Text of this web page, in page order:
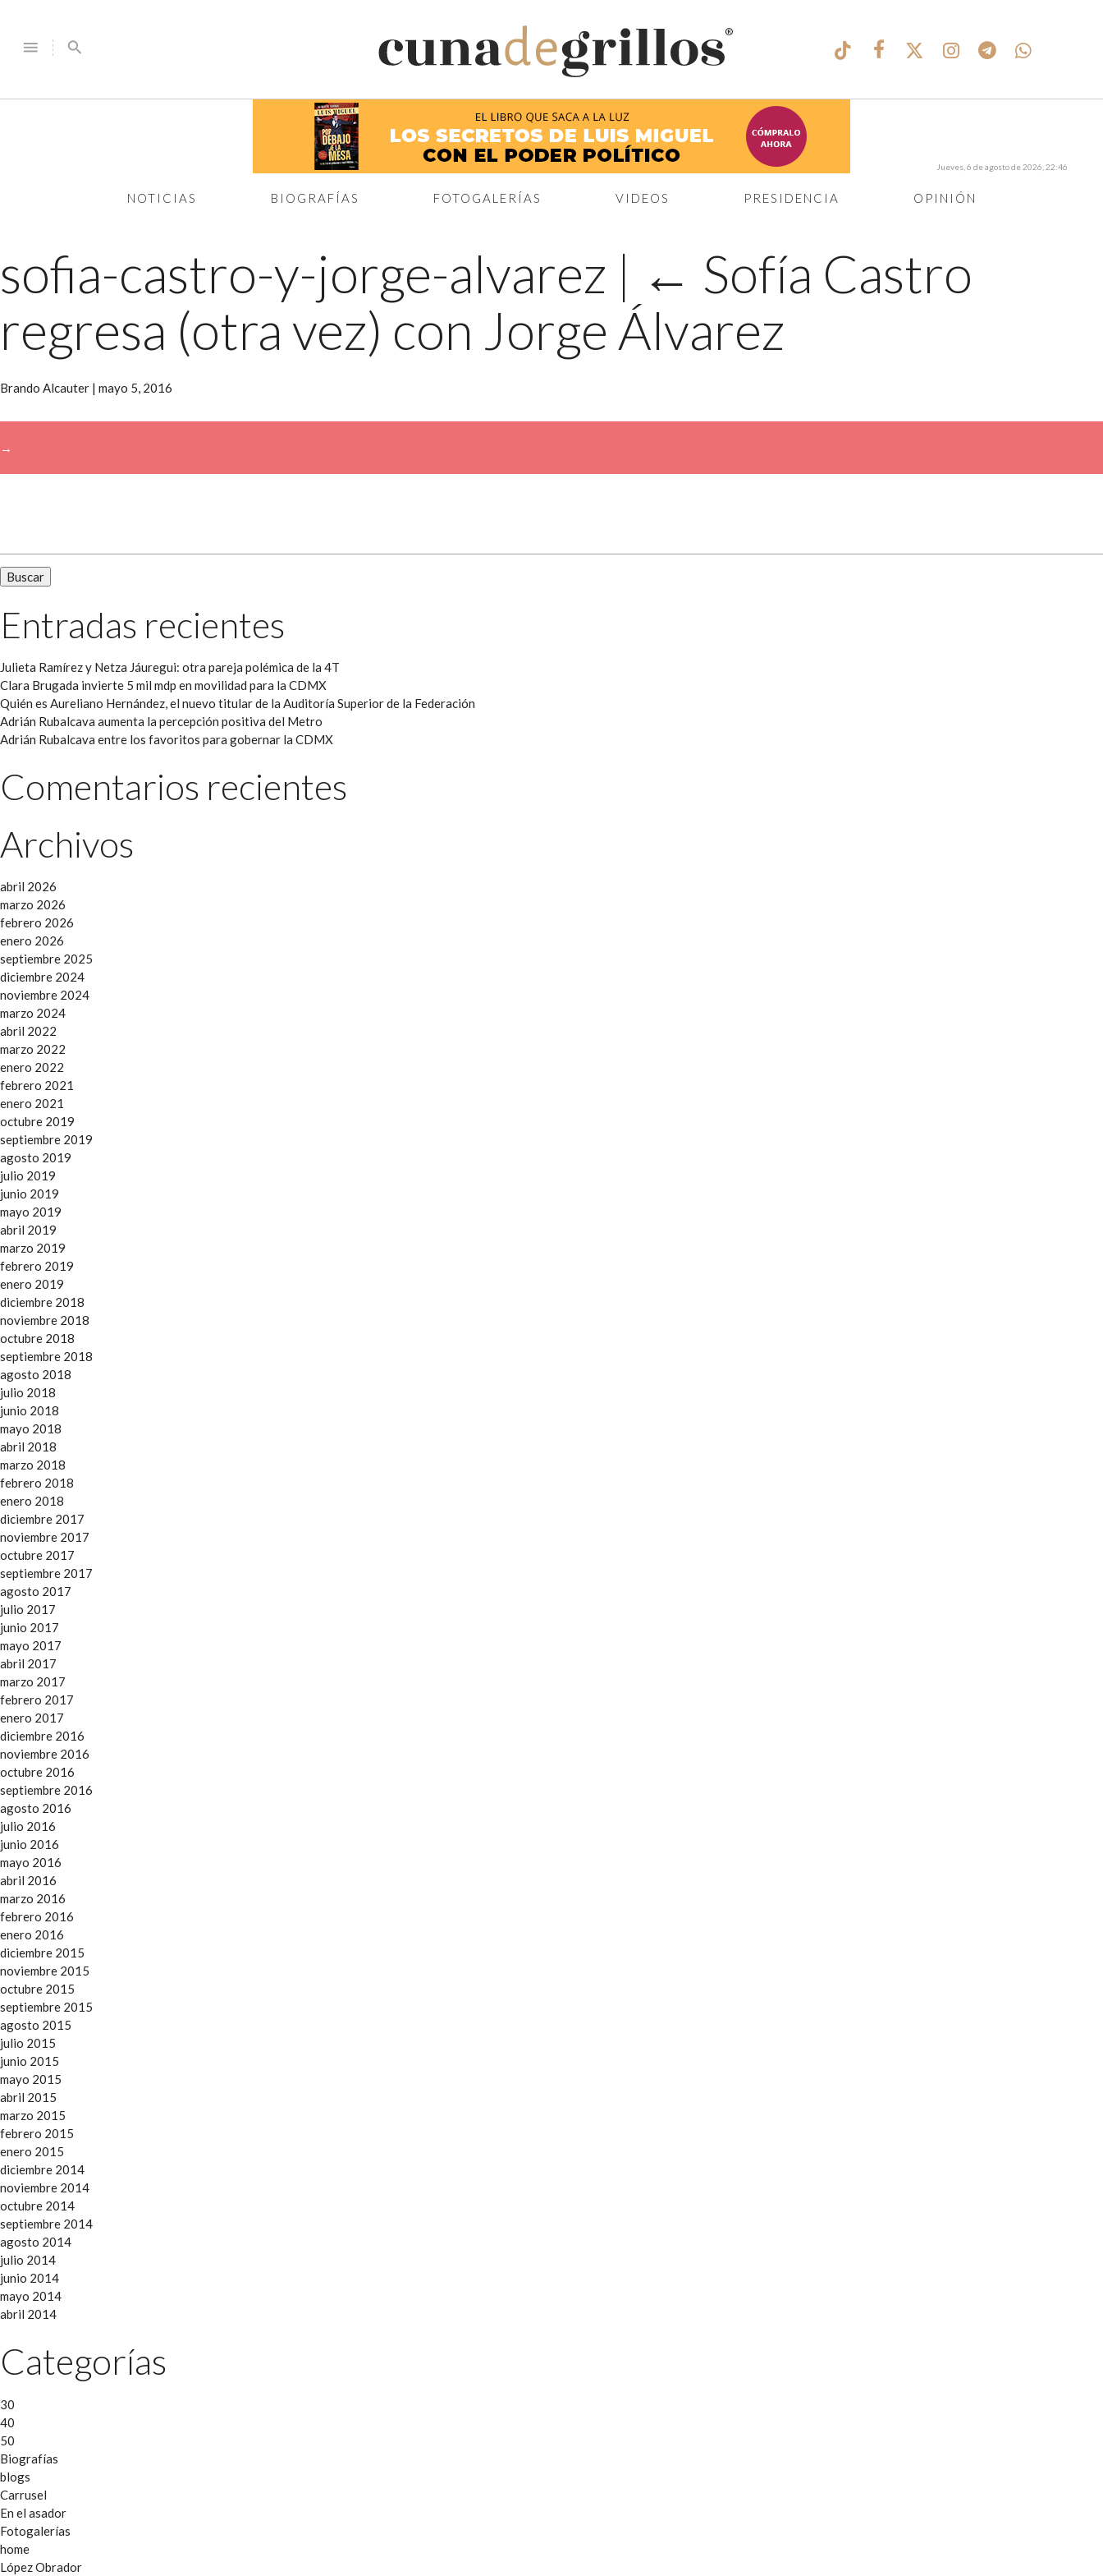
menu search
®
NOTICIAS BIOGRAFÍAS FOTOGALERÍAS VIDEOS PRESIDENCIA OPINIÓN
Jueves, 6 de agosto de 2026, 22:46
sofia-castro-y-jorge-alvarez | ← Sofía Castro
regresa (otra vez) con Jorge Álvarez
Brando Alcauter | mayo 5, 2016
→
Entradas recientes
Julieta Ramírez y Netza Jáuregui: otra pareja polémica de la 4T
Clara Brugada invierte 5 mil mdp en movilidad para la CDMX
Quién es Aureliano Hernández, el nuevo titular de la Auditoría Superior de la Federación
Adrián Rubalcava aumenta la percepción positiva del Metro
Adrián Rubalcava entre los favoritos para gobernar la CDMX
Comentarios recientes
Archivos
abril 2026
marzo 2026
febrero 2026
enero 2026
septiembre 2025
diciembre 2024
noviembre 2024
marzo 2024
abril 2022
marzo 2022
enero 2022
febrero 2021
enero 2021
octubre 2019
septiembre 2019
agosto 2019
julio 2019
junio 2019
mayo 2019
abril 2019
marzo 2019
febrero 2019
enero 2019
diciembre 2018
noviembre 2018
octubre 2018
septiembre 2018
agosto 2018
julio 2018
junio 2018
mayo 2018
abril 2018
marzo 2018
febrero 2018
enero 2018
diciembre 2017
noviembre 2017
octubre 2017
septiembre 2017
agosto 2017
julio 2017
junio 2017
mayo 2017
abril 2017
marzo 2017
febrero 2017
enero 2017
diciembre 2016
noviembre 2016
octubre 2016
septiembre 2016
agosto 2016
julio 2016
junio 2016
mayo 2016
abril 2016
marzo 2016
febrero 2016
enero 2016
diciembre 2015
noviembre 2015
octubre 2015
septiembre 2015
agosto 2015
julio 2015
junio 2015
mayo 2015
abril 2015
marzo 2015
febrero 2015
enero 2015
diciembre 2014
noviembre 2014
octubre 2014
septiembre 2014
agosto 2014
julio 2014
junio 2014
mayo 2014
abril 2014
Categorías
30
40
50
Biografías
blogs
Carrusel
En el asador
Fotogalerías
home
López Obrador